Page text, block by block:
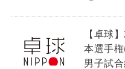
【卓球
本選手
男子試